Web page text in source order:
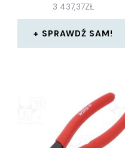
3 437,37ZŁ
SPRAWDŹ SAM!